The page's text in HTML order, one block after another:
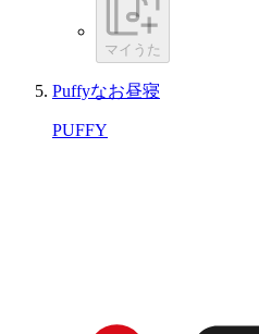
マイうた
Puffyなお昼寝
PUFFY